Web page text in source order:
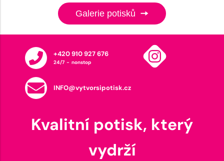
Galerie potisků
+420 910 927 676
24/7 - nonstop
INFO@vytvorsipotisk.cz
Kvalitní potisk, který
vydrží